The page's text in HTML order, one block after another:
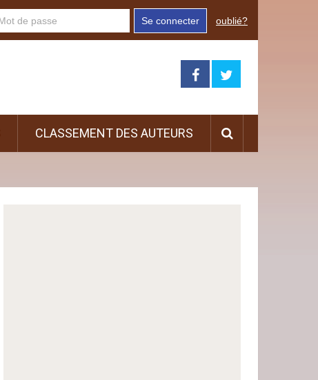
Se connecter oublié?
CLASSEMENT DES AUTEURS